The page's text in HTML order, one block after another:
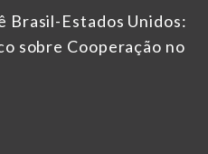
Brasil-Estados Unidos:
sobre Cooperação no